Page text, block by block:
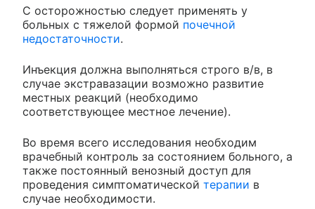
С осторожностью следует применять у
больных с тяжелой формой почечной
недостаточности.
Инъекция должна выполняться строго в/в, в
случае экстравазации возможно развитие
местных реакций (необходимо
соответствующее местное лечение).
Во время всего исследования необходим
врачебный контроль за состоянием больного, а
также постоянный венозный доступ для
проведения симптоматической терапии в
случае необходимости.